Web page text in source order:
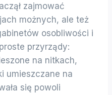
zajmować
możnych, ale też
osobliwości i
przyrządy:
na nitkach,
umieszczane na
się powoli